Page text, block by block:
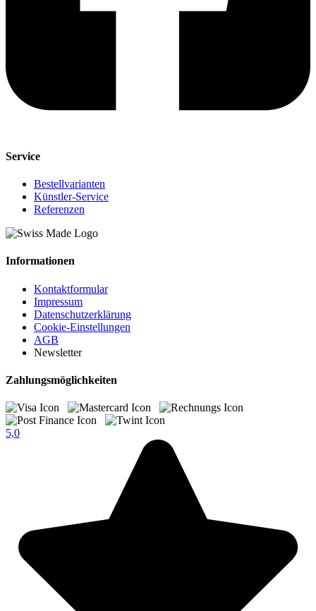
Service
Bestellvarianten
Künstler-Service
Referenzen
Informationen
Kontaktformular
Impressum
Datenschutzerklärung
Cookie-Einstellungen
AGB
Newsletter
Zahlungsmöglichkeiten
5,0